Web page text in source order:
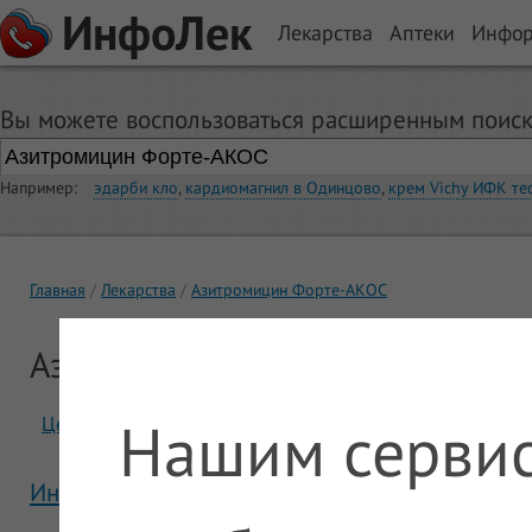
ИнфоЛек Лекарства Аптеки
Вы можете воспользоваться расширенным
Например: эдарби кло, кардиомагнил в Одинцово, крем Vichy ИФК
Главная Лекарства Азитромицин Форте-АКОС
Азитромицин Форте-АКОС
Цены Отзывы
Инструкция Азитромицин Форте-АКОС
Нашим